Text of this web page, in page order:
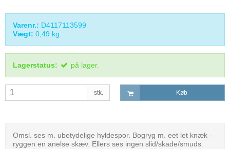
Varenr.: D4117113599
Vægt: 0,49 kg.
Lagerstatus: på lager.
stk. Køb
Omsl. ses m. ubetydelige hyldespor. Bogryg m. eet let knæk -
ryggen en anelse skæv. Ellers ses ingen slid/skade/smuds.